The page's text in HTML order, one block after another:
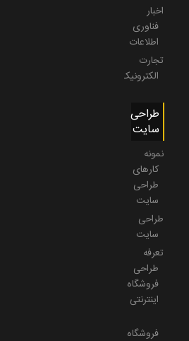
اخبار
فناوری
اطلاعات
تجارت
الکترونیک
طراحی
سایت
نمونه
کارهای
طراحی
سایت
طراحی
سایت
تعرفه
طراحی
فروشگاه
اینترنتی
فروشگاه